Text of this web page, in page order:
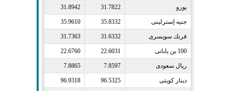
يورو​ 31.7822
31.8942
جنيه إسترلينى​ 35.8332
35.9610
فرنك سويسرى​ 31.6332
31.7363
100 ين يابانى​ 22.6031
22.6760
ريال سعودى​ 7.8597
7.8865
دينار كويتى​ 96.5325
96.9318